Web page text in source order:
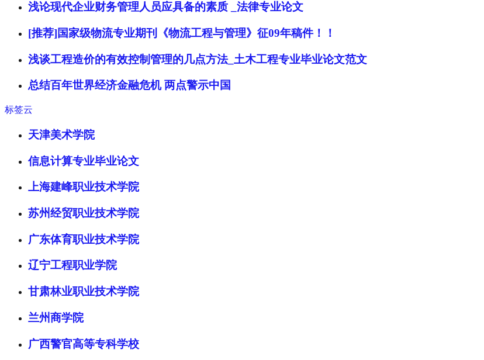
浅论现代企业财务管理人员应具备的素质 _法律专业论文
[推荐]国家级物流专业期刊《物流工程与管理》征09年稿件！！
浅谈工程造价的有效控制管理的几点方法_土木工程专业毕业论文范文
总结百年世界经济金融危机 两点警示中国
标签云
天津美术学院
信息计算专业毕业论文
上海建峰职业技术学院
苏州经贸职业技术学院
广东体育职业技术学院
辽宁工程职业学院
甘肃林业职业技术学院
兰州商学院
广西警官高等专科学校